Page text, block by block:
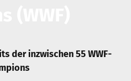
der inzwischen 55 WWF-